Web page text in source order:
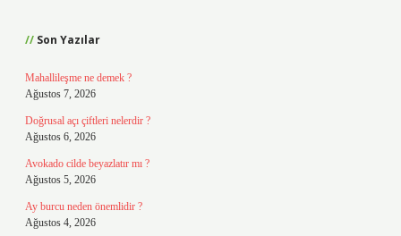
Son Yazılar
Mahallileşme ne demek ?
Ağustos 7, 2026
Doğrusal açı çiftleri nelerdir ?
Ağustos 6, 2026
Avokado cilde beyazlatır mı ?
Ağustos 5, 2026
Ay burcu neden önemlidir ?
Ağustos 4, 2026